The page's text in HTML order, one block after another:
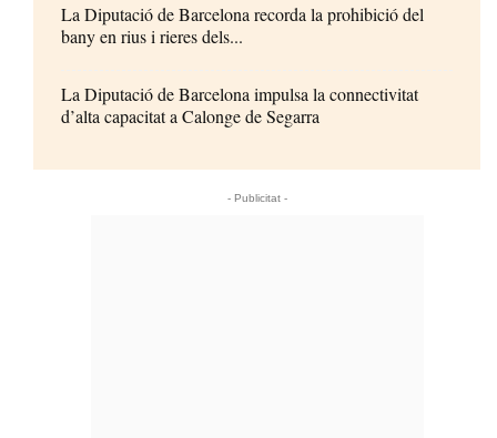
La Diputació de Barcelona recorda la prohibició del
bany en rius i rieres dels...
La Diputació de Barcelona impulsa la connectivitat
d’alta capacitat a Calonge de Segarra
- Publicitat -